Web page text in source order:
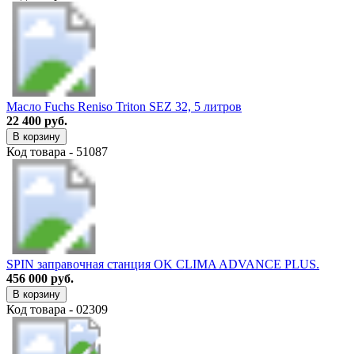
Масло Fuchs Reniso Triton SEZ 32, 5 литров
22 400 руб.
В корзину
Код товара - 51087
SPIN заправочная станция OK CLIMA ADVANCE PLUS.
456 000 руб.
В корзину
Код товара - 02309